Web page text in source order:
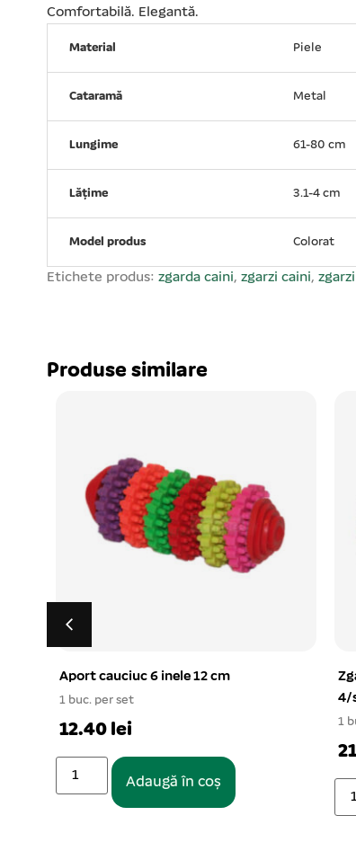
Comfortabilă. Elegantă.
Material Piele
Cataramă Metal
Lungime 61-80 cm
Lățime 3.1-4 cm
Model produs Colorat
Etichete produs: zgarda caini, zgarzi caini,
Produse similare
Zgarda chinga NUNBELL 2,5×55 cm
4/set
1 buc. per set
21.64 lei
M,
1